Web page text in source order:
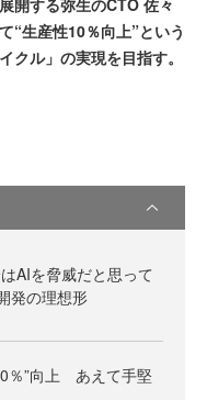
開する弥生のCTO 佐々
“生産性10％向上”という
クル」の実現を目指す。
AIを脅威だと思って
発の理想形
％”向上 あえて手堅